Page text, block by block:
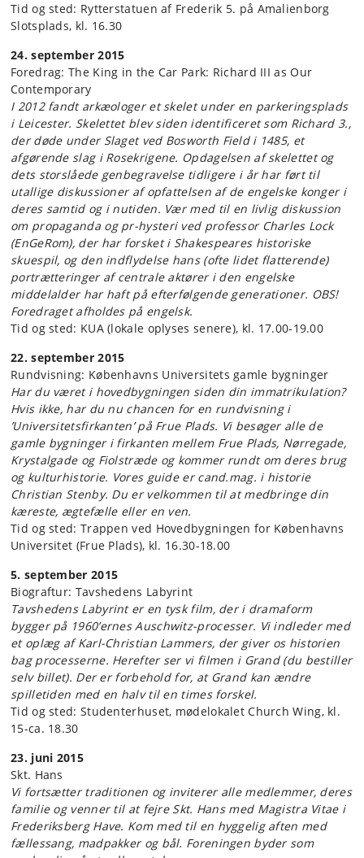
Tid og sted: Rytterstatuen af Frederik 5. på Amalienborg
Slotsplads, kl. 16.30
24. september 2015
Foredrag: The King in the Car Park: Richard III as Our
Contemporary
I 2012 fandt arkæologer et skelet under en parkeringsplads
i Leicester. Skelettet blev siden identificeret som Richard 3.,
der døde under Slaget ved Bosworth Field i 1485, et
afgørende slag i Rosekrigene. Opdagelsen af skelettet og
dets storslåede genbegravelse tidligere i år har ført til
utallige diskussioner af opfattelsen af de engelske konger i
deres samtid og i nutiden. Vær med til en livlig diskussion
om propaganda og pr-hysteri ved professor Charles Lock
(EnGeRom), der har forsket i Shakespeares historiske
skuespil, og den indflydelse hans (ofte lidet flatterende)
portrætteringer af centrale aktører i den engelske
middelalder har haft på efterfølgende generationer. OBS!
Foredraget afholdes på engelsk.
Tid og sted: KUA (lokale oplyses senere), kl. 17.00-19.00
22. september 2015
Rundvisning: Københavns Universitets gamle bygninger
Har du været i hovedbygningen siden din immatrikulation?
Hvis ikke, har du nu chancen for en rundvisning i
’Universitetsfirkanten’ på Frue Plads. Vi besøger alle de
gamle bygninger i firkanten mellem Frue Plads, Nørregade,
Krystalgade og Fiolstræde og kommer rundt om deres brug
og kulturhistorie. Vores guide er cand.mag. i historie
Christian Stenby. Du er velkommen til at medbringe din
kæreste, ægtefælle eller en ven.
Tid og sted: Trappen ved Hovedbygningen for Københavns
Universitet (Frue Plads), kl. 16.30-18.00
5. september 2015
Biograftur: Tavshedens Labyrint
Tavshedens Labyrint er en tysk film, der i dramaform
bygger på 1960’ernes Auschwitz-processer. Vi indleder med
et oplæg af Karl-Christian Lammers, der giver os historien
bag processerne. Herefter ser vi filmen i Grand (du bestiller
selv billet). Der er forbehold for, at Grand kan ændre
spilletiden med en halv til en times forskel.
Tid og sted: Studenterhuset, mødelokalet Church Wing, kl.
15-ca. 18.30
23. juni 2015
Skt. Hans
Vi fortsætter traditionen og inviterer alle medlemmer, deres
familie og venner til at fejre Skt. Hans med Magistra Vitae i
Frederiksberg Have. Kom med til en hyggelig aften med
fællessang, madpakker og bål. Foreningen byder som